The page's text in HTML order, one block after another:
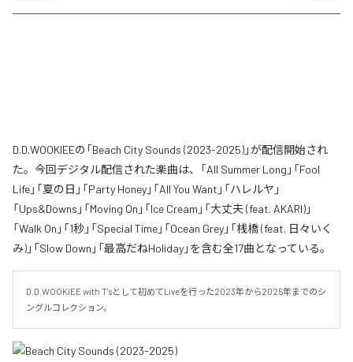
D.D.WOOKIEEの「Beach City Sounds (2023-2025)」が配信開始され
た。今回デジタル配信された楽曲は、「All Summer Long」「Fool
Life」「夏の日」「Party Honey」「All You Want」「ハレルヤ」
「Ups&Downs」「Moving On」「Ice Cream」「大丈夫 (feat. AKARI)」
「Walk On」「1秒」「Special Time」「Ocean Grey」「桟橋 (feat. 日々いく
み)」「Slow Down」「最高だねHoliday」を含む全17曲となっている。
D.D.WOOKIEE with T'sとして初めてLiveを行った2023年から2025年までのシ
ングルコレクション。